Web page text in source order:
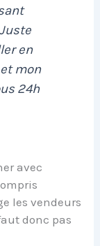
en
mon
24h
avec
les vendeurs
donc pas